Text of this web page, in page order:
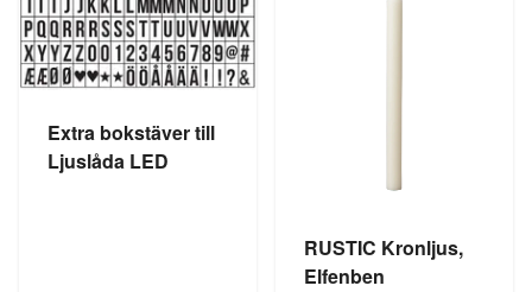
Extra bokstäver till
Ljuslåda LED
RUSTIC Kronljus,
Elfenben